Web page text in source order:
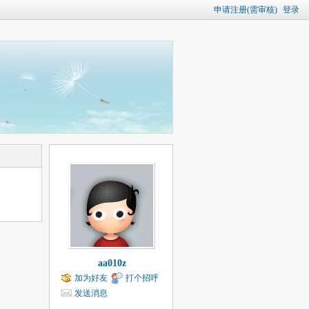
申请注册(需审核) 登录
aa010z
加为好友
打个招呼
发送消息